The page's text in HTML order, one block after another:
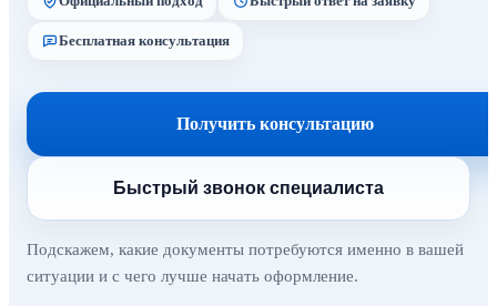
Бесплатная консультация
Получить консультацию
Быстрый звонок специалиста
Подскажем, какие документы потребуются именно в вашей
ситуации и с чего лучше начать оформление.